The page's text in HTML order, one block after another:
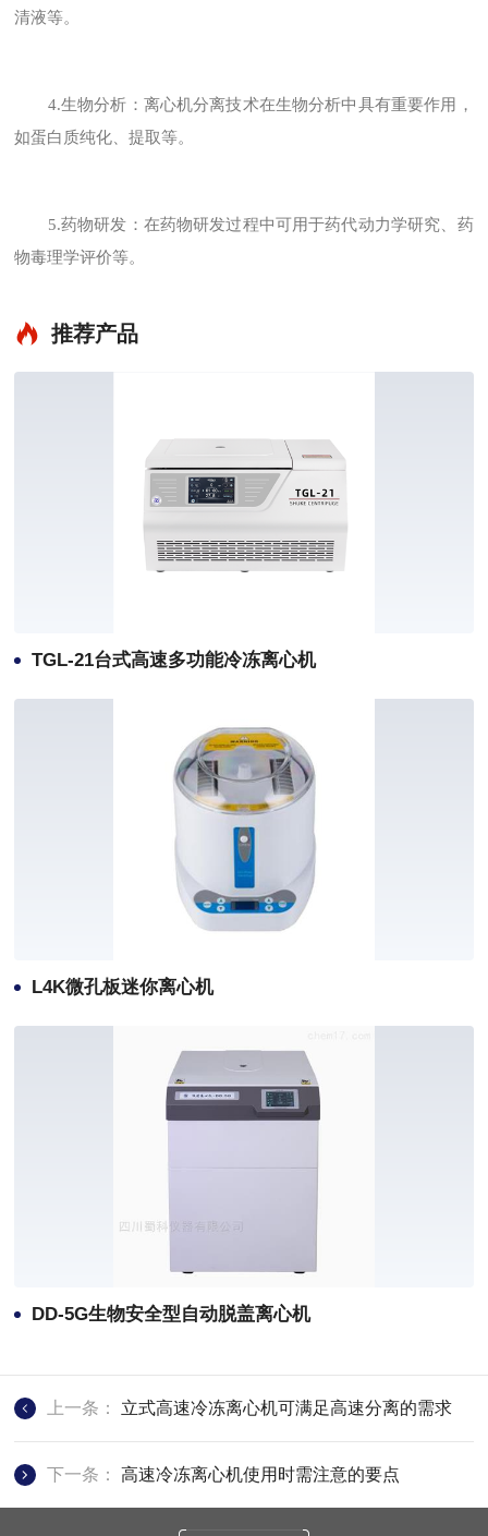
清液等。
4.生物分析：离心机分离技术在生物分析中具有重要作用，
如蛋白质纯化、提取等。
5.药物研发：在药物研发过程中可用于药代动力学研究、药
物毒理学评价等。
推荐产品
TGL-21台式高速多功能冷冻离心机
L4K微孔板迷你离心机
DD-5G生物安全型自动脱盖离心机
上一条： 立式高速冷冻离心机可满足高速分离的需求
下一条：高速冷冻离心机使用时需注意的要点